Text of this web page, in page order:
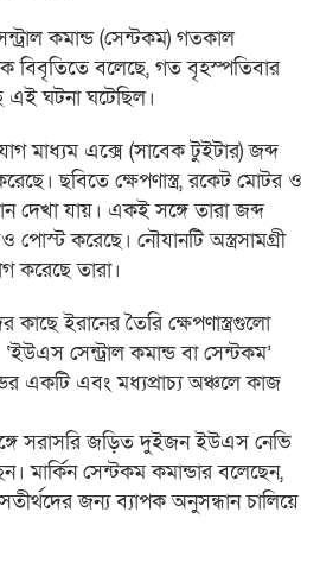
কমান্ড (সেন্টকম) গতকাল
বিবৃতিতে বলেছে, গত বৃহস্পতিবার
এই ঘটনা ঘটেছিল।
মাধ্যম এক্সে (সাবেক টুইটার) জব্দ
ছবিতে ক্ষেপণাস্ত্র, রকেট মোটর ও
দেখা যায়। একই সঙ্গে তারা জব্দ
করেছে। নৌযানটি অস্ত্রসামগ্রী
করেছে তারা।
কাছে ইরানের তৈরি ক্ষেপণাস্ত্রগুলো
সেন্ট্রাল কমান্ড বা সেন্টকম’
একটি এবং মধ্যপ্রাচ্য অঞ্চলে কাজ
সরাসরি জড়িত দুইজন ইউএস নেভি
মার্কিন সেন্টকম কমান্ডার বলেছেন,
জন্য ব্যাপক অনুসন্ধান চালিয়ে